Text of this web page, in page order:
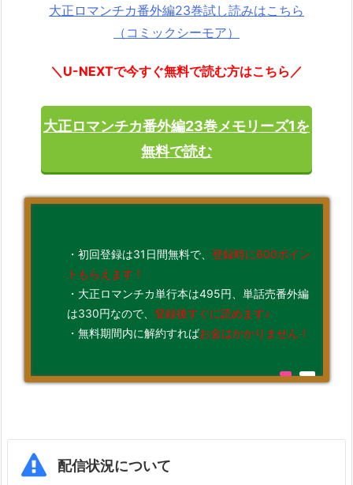
大正ロマンチカ番外編23巻試し読みはこちら
（コミックシーモア）
＼U-NEXTで今すぐ無料で読む方はこちら／
大正ロマンチカ番外編23巻メモリーズ1を
無料で読む
・初回登録は31日間無料で、 登録時に600ポイン
トもらえます！
・大正ロマンチカ単行本は495円、単話売番外編
は330円なので、 登録後すぐに読めます♪
・無料期間内に解約すればお金はかかりません！
配信状況について